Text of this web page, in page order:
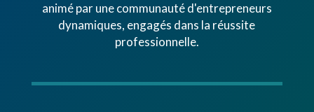
animé par une communauté d'entrepreneurs
dynamiques, engagés dans la réussite
professionnelle.